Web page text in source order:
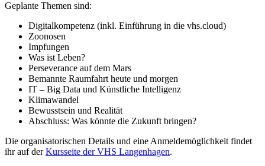
Geplante Themen sind:
Digitalkompetenz (inkl. Einführung in die vhs.cloud)
Zoonosen
Impfungen
Was ist Leben?
Perseverance auf dem Mars
Bemannte Raumfahrt heute und morgen
IT – Big Data und Künstliche Intelligenz
Klimawandel
Bewusstsein und Realität
Abschluss: Was könnte die Zukunft bringen?
Die organisatorischen Details und eine Anmeldemöglichkeit findet
ihr auf derKursseite der VHS Langenhagen.